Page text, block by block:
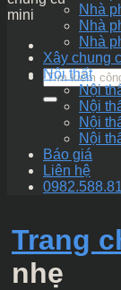
mini
Nhà
Nhà
Nhà
Xây chung
Nội thất
Nội
Nội
Nội
Nội
Báo giá
Liên hệ
Trang
nhẹ